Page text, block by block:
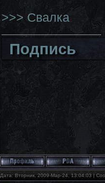
>>> Cвалка
Подпись
Дата: Вторник, 2009-Мар-24, 13:04:03 |